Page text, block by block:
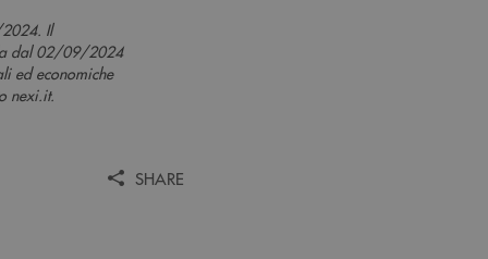
Il
dal 02/09/2024
ed economiche
nexi.it.
SHARE